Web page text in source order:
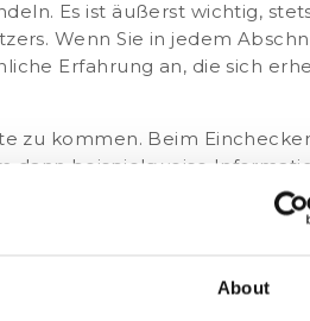
About
Es ist äußerst wichtig,
Wenn Sie in jedem
Erfahrung an, die sich
zu kommen. Beim
dann beispielsweise
Outs können Sie auch
aufmerksam zu
eher unwahrscheinlich, dass